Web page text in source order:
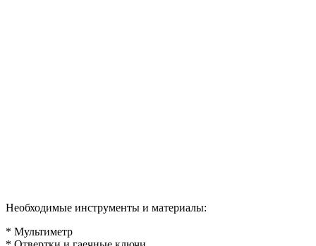
Необходимые инструменты и материалы:
* Мультиметр